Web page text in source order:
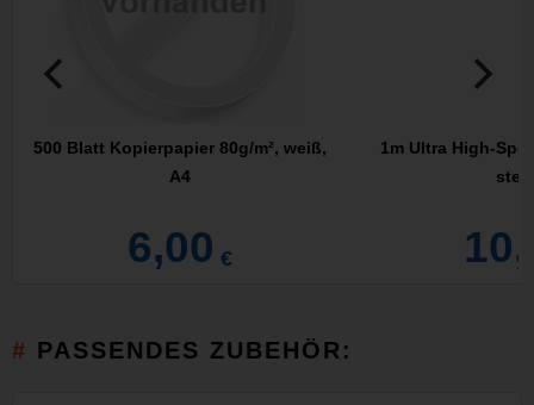
500 Blatt Kopierpapier 80g/m², weiß,
A4
6,00 €
1m Ultra High-
PASSENDES ZUBEHÖR: